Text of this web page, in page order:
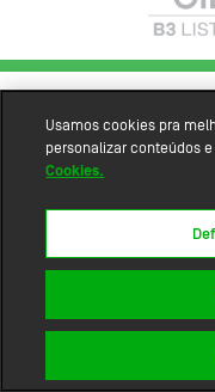
Usamos cookies pra
personalizar conteúdos
Cookies.